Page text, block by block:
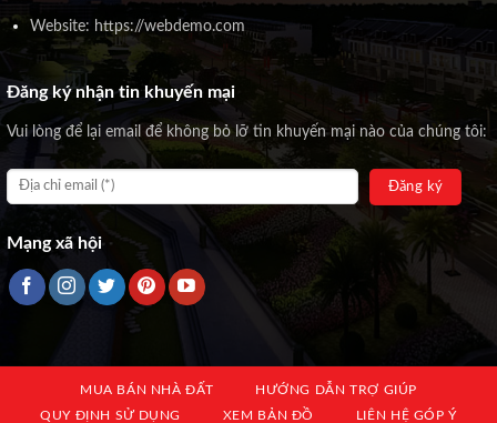
Website: https://webdemo.com
Đăng ký nhận tin khuyến mại
Vui lòng để lại email để không bỏ lỡ tin khuyến mại nào của chúng tôi:
Mạng xã hội
MUA BÁN NHÀ ĐẤT
HƯỚNG DẪN TRỢ GIÚP
QUY ĐỊNH SỬ DỤNG
XEM BẢN ĐỒ LIÊN HỆ GÓP Ý